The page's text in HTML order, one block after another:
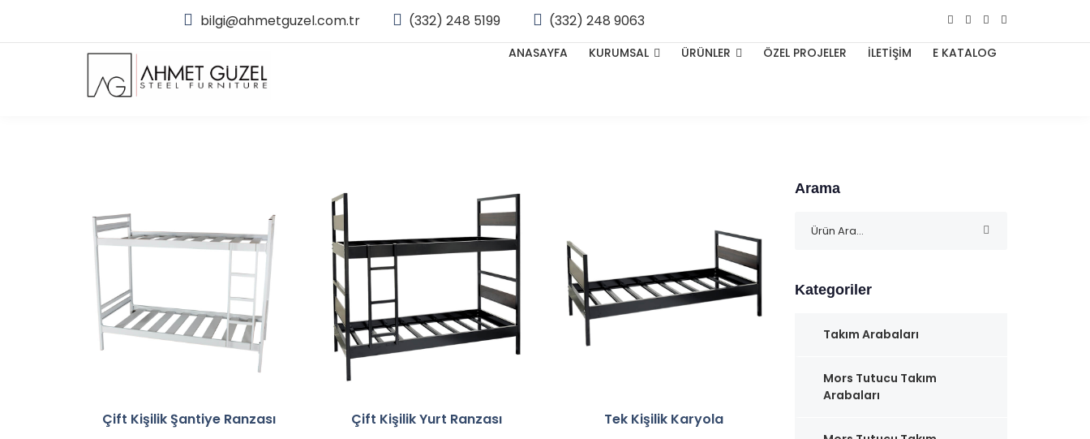
bilgi@ahmetguzel.com.tr (332) 248 5199 (332) 248 9063
ANASAYFA KURUMSAL ÜRÜNLER ÖZEL PROJELER İLETİŞİM E KATALOG
Çift Kişilik Şantiye Ranzası Çift Kişilik Yurt Ranzası Tek Kişilik Karyola
Arama
Kategoriler
Takım Arabaları
Mors Tutucu Takım
Arabaları